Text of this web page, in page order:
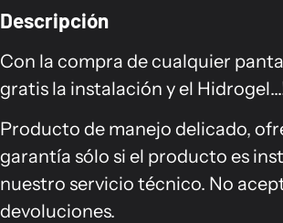
Descripción
Con la compra de cualquier
gratis la instalación y el
Producto de manejo delicado,
garantía sólo si el producto es
nuestro servicio técnico. No
devoluciones.